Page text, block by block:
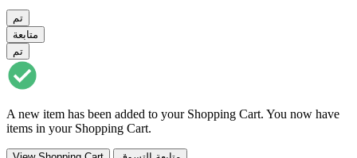
تم
متابعة
تم
A new item has been added to your Shopping Cart. You now have
items in your Shopping Cart.